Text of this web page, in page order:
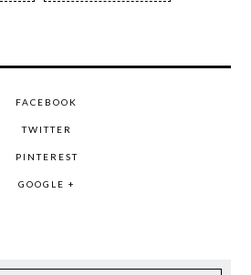
FACEBOOK
TWITTER
PINTEREST
GOOGLE +